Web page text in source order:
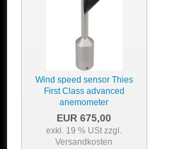
Wind speed sensor Thies
First Class advanced
anemometer
EUR 675,00
exkl. 19 % UStzzgl.
Versandkosten